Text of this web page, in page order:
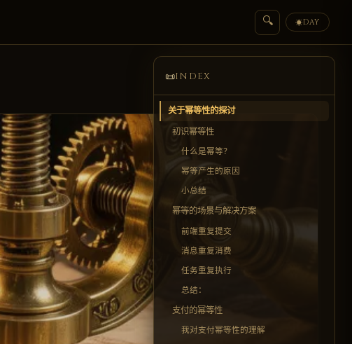
🔍 ☀DAY
📜INDEX
关于幂等性的探讨
初识幂等性
什么是幂等？
幂等产生的原因
小总结
幂等的场景与解决方案
前端重复提交
消息重复消费
任务重复执行
总结：
支付的幂等性
我对支付幂等性的理解